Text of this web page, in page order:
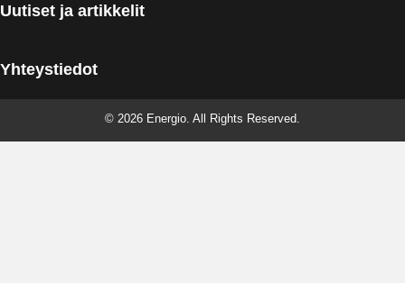
Uutiset ja artikkelit
Yhteystiedot
© 2026 Energio. All Rights Reserved.